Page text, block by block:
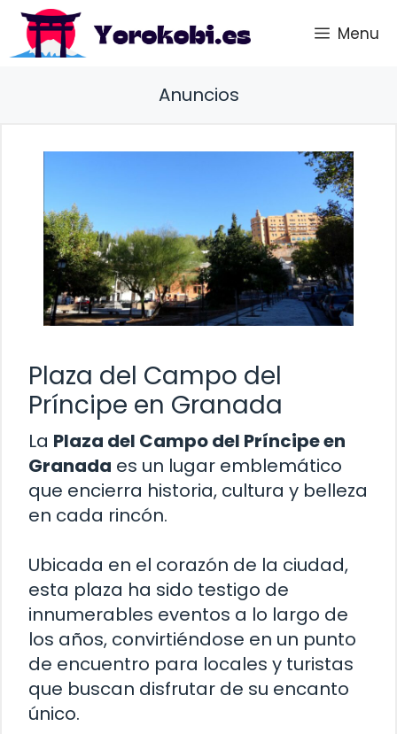
Saltar
contenido
Menu
Anuncios
Plaza del Campo del
Príncipe en Granada
La Plaza del Campo del Príncipe en
Granada es un lugar emblemático
que encierra historia, cultura y belleza
en cada rincón.
Ubicada en el corazón de la ciudad,
esta plaza ha sido testigo de
innumerables eventos a lo largo de
los años, convirtiéndose en un punto
de encuentro para locales y turistas
que buscan disfrutar de su encanto
único.